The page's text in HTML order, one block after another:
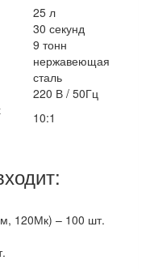
25 л
30 секунд
9 тонн
нержавеющая
сталь
220 В / 50Гц
10:1
120Мк) – 100 шт.